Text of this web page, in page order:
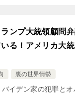
ンプ大統領顧問
る！アメリカ大
裏の世界情勢
イデン家の犯罪とオ